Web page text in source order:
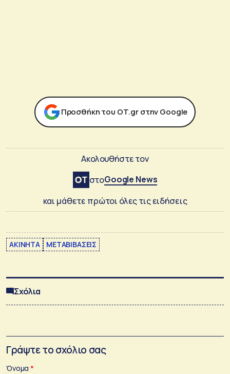
Προσθήκη του ΟΤ.gr στην Google
Ακολουθήστε τον
στοGoogle News
και μάθετε πρώτοι όλες τις ειδήσεις
ΑΚΙΝΗΤΑ ΜΕΤΑΒΙΒΑΣΕΙΣ
Σχόλια
Γράψτε το σχόλιο σας
Όνομα